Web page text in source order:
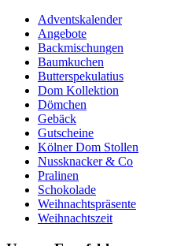
Adventskalender
Angebote
Backmischungen
Baumkuchen
Butterspekulatius
Dom Kollektion
Dömchen
Gebäck
Gutscheine
Kölner Dom Stollen
Nussknacker & Co
Pralinen
Schokolade
Weihnachtspräsente
Weihnachtszeit